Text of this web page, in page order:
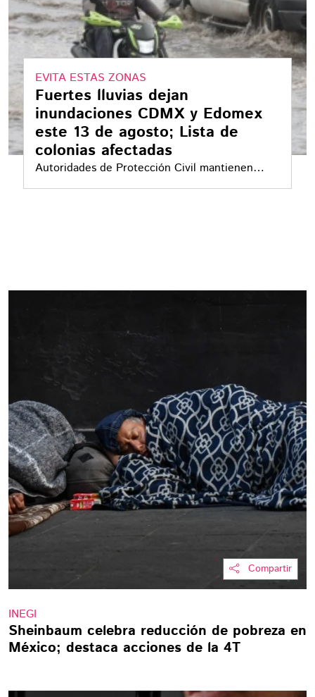
EVITA ESTAS ZONAS
Fuertes lluvias dejan
inundaciones CDMX y Edomex
este 13 de agosto; Lista de
colonias afectadas
Autoridades de Protección Civil mantienen
activa la Alerta Amarilla en varias alcaldías
Compartir
INEGI
Sheinbaum celebra reducción de pobreza en
México; destaca acciones de la 4T